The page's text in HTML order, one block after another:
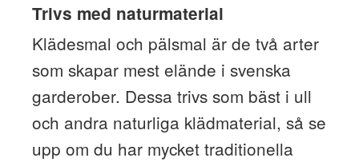
Trivs med naturmaterial
Klädesmal och pälsmal är de två arter
som skapar mest elände i svenska
garderober. Dessa trivs som bäst i ull
och andra naturliga klädmaterial, så se
upp om du har mycket traditionella